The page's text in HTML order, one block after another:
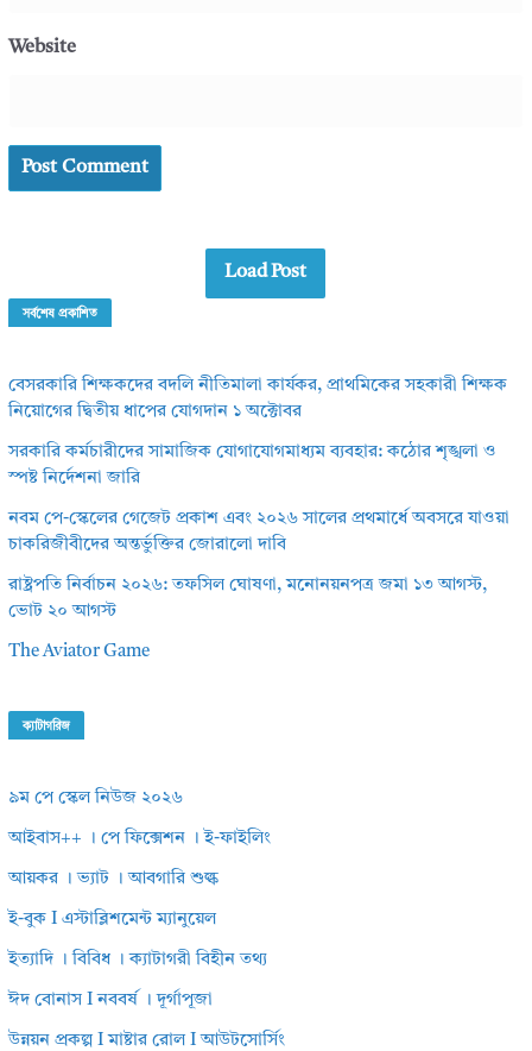
Website
Load Post
সর্বশেষ প্রকাশিত
বেসরকারি শিক্ষকদের বদলি নীতিমালা কার্যকর, প্রাথমিকের সহকারী শিক্ষক
নিয়োগের দ্বিতীয় ধাপের যোগদান ১ অক্টোবর
সরকারি কর্মচারীদের সামাজিক যোগাযোগমাধ্যম ব্যবহার: কঠোর শৃঙ্খলা ও
স্পষ্ট নির্দেশনা জারি
নবম পে-স্কেলের গেজেট প্রকাশ এবং ২০২৬ সালের প্রথমার্ধে অবসরে যাওয়া
চাকরিজীবীদের অন্তর্ভুক্তির জোরালো দাবি
রাষ্ট্রপতি নির্বাচন ২০২৬: তফসিল ঘোষণা, মনোনয়নপত্র জমা ১৩ আগস্ট,
ভোট ২০ আগস্ট
The Aviator Game
ক্যাটাগরিজ
৯ম পে স্কেল নিউজ ২০২৬
আইবাস++ । পে ফিক্সেশন । ই-ফাইলিং
আয়কর । ভ্যাট । আবগারি শুল্ক
ই-বুক I এস্টাব্লিশমেন্ট ম্যানুয়েল
ইত্যাদি । বিবিধ । ক্যাটাগরী বিহীন তথ্য
ঈদ বোনাস I নববর্ষ । দূর্গাপূজা
উন্নয়ন প্রকল্প I মাষ্টার রোল I আউটসোর্সিং